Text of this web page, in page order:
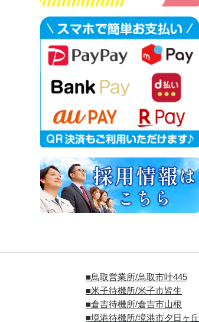
■鳥取営業所/鳥取市叶445
■米子待機所/米子市皆生
■倉吉待機所/倉吉市山根
■境港待機所/境港市夕日ヶ丘